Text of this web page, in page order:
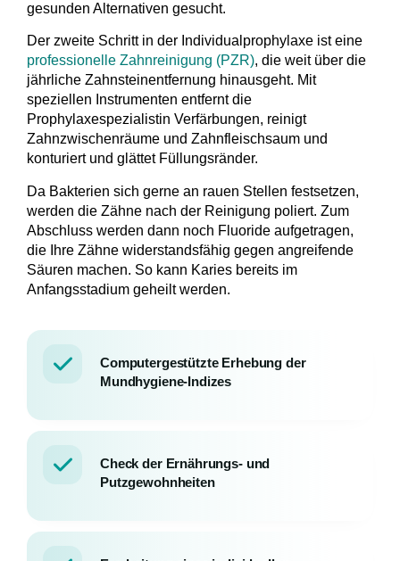
gesunden Alternativen gesucht.
Der zweite Schritt in der Individual­prophylaxe ist eine
professionelle Zahnreinigung (PZR), die weit über die
jährliche Zahnsteinentfernung hinausgeht. Mit
speziellen Instrumenten entfernt die
Prophylaxespezialistin Verfärbungen, reinigt
Zahnzwischenräume und Zahnfleischsaum und
konturiert und glättet Füllungsränder.
Da Bakterien sich gerne an rauen Stellen festsetzen,
werden die Zähne nach der Reinigung poliert. Zum
Abschluss werden dann noch Fluoride aufgetragen,
die Ihre Zähne widerstandsfähig gegen angreifende
Säuren machen. So kann Karies bereits im
Anfangsstadium geheilt werden.
Computergestützte Erhebung der
Mundhygiene-Indizes
Check der Ernährungs- und
Putzgewohnheiten